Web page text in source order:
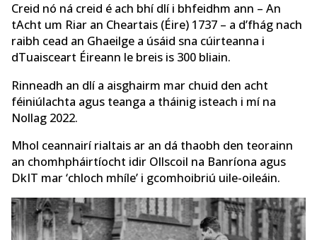
Creid nó ná creid é ach bhí dlí i bhfeidhm ann – An
tAcht um Riar an Cheartais (Éire) 1737 – a d’fhág nach
raibh cead an Ghaeilge a úsáid sna cúirteanna i
dTuaisceart Éireann le breis is 300 bliain.
Rinneadh an dlí a aisghairm mar chuid den acht
féiniúlachta agus teanga a tháinig isteach i mí na
Nollag 2022.
Mhol ceannairí rialtais ar an dá thaobh den teorainn
an chomhpháirtíocht idir Ollscoil na Banríona agus
DkIT mar ‘chloch mhíle’ i gcomhoibriú uile-oileáin.